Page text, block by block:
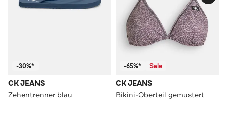
-30%*
CK JEANS
Zehentrenner blau
-65%* Sale
CK JEANS
Bikini-Oberteil gemustert